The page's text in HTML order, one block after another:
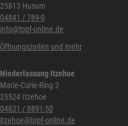
25813 Husum
04841 / 789-0
info@topf-online.de
Öffnungszeiten und mehr
Niederlassung Itzehoe
Marie-Curie-Ring 2
25524 Itzehoe
04821 / 8891-50
itzehoe@topf-online.de